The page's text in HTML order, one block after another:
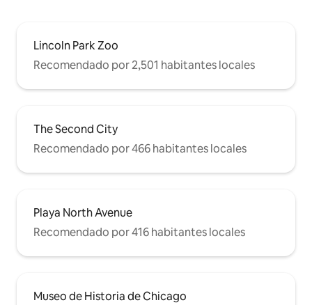
Lincoln Park Zoo
Recomendado por 2,501 habitantes locales
The Second City
Recomendado por 466 habitantes locales
Playa North Avenue
Recomendado por 416 habitantes locales
Museo de Historia de Chicago